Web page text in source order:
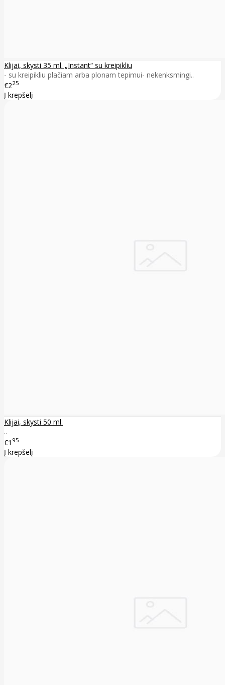
Klijai, skysti 35 ml. „Instant“ su kreipikliu
- su kreipikliu plačiam arba plonam tepimui- nekenksmingi..
€225
Į krepšelį
Klijai, skysti 50 ml.
..
€1 95
Į krepšelį